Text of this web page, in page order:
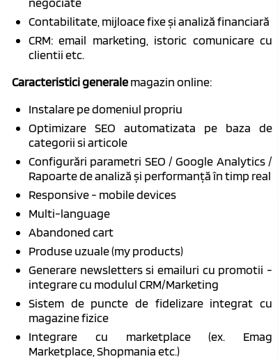
Contabilitate, mijloace fixe și analiză financiară
CRM: email marketing, istoric comunicare cu
clientii etc.
Caracteristici generalemagazin online:
Instalare pe domeniul propriu
Optimizare SEO automatizata pe baza de
categorii si articole
Configurări parametri SEO / Google Analytics /
Rapoarte de analiză și performanță în timp real
Responsive - mobile devices
Multi-language
Abandoned cart
Produse uzuale (my products)
Generare newsletters si emailuri cu promotii -
integrare cu modulul CRM/Marketing
Sistem de puncte de fidelizare integrat cu
magazine fizice
Integrare cu marketplace (ex. Emag
Marketplace, Shopmania etc.)